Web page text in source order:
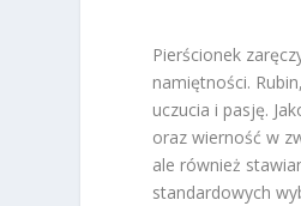
Pierścionek
namiętności.
uczucia i pasję.
oraz wierność w
ale również
standardowych